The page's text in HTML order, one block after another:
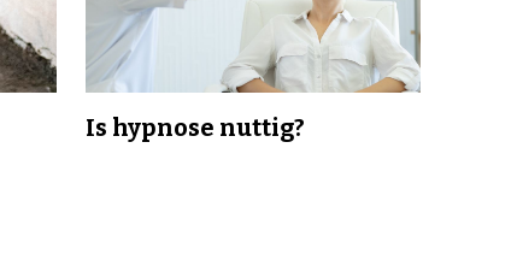
Is hypnose nuttig?